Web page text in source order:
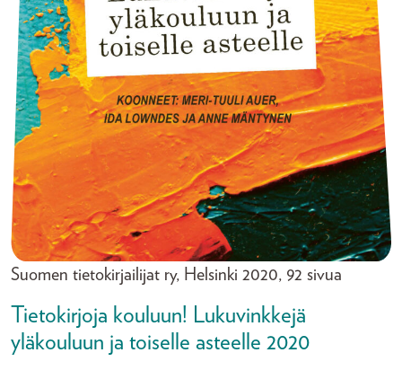
Suomen tietokirjailijat ry, Helsinki 2020, 92 sivua
Tietokirjoja kouluun! Lukuvinkkejä
yläkouluun ja toiselle asteelle 2020